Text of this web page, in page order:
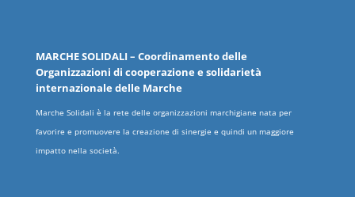
MARCHESOLIDALI– Coordinamento delle
Organizzazioni di cooperazione e solidarietà
internazionale delle Marche
Marche Solidali è la rete delle organizzazioni marchigiane nata per
favorire e promuovere la creazione di sinergie e quindi un maggiore
impatto nella società.